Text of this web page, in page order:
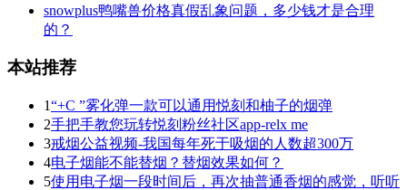
snowplus鸭嘴兽价格真假乱象问题，多少钱才是合理
的？
本站推荐
1“+C ”雾化弹一款可以通用悦刻和柚子的烟弹
2手把手教您玩转悦刻粉丝社区app-relx me
3戒烟公益视频-我国每年死于吸烟的人数超300万
4电子烟能不能替烟？替烟效果如何？
5使用电子烟一段时间后，再次抽普通香烟的感觉，听听